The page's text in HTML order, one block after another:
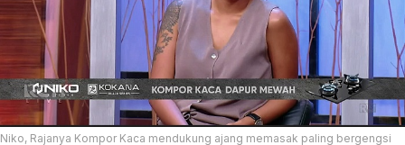
Niko, Rajanya Kompor Kaca mendukung ajang memasak paling bergengsi